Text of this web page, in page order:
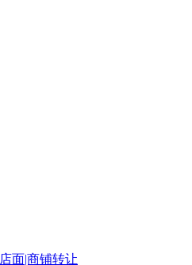
店面|商铺转让